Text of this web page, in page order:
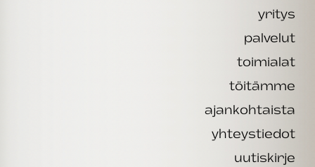
yritys
palvelut
toimialat
töitämme
ajankohtaista
yhteystiedot
uutiskirje